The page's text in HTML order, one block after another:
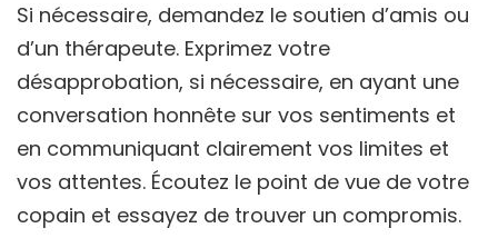
Si nécessaire, demandez le soutien d’amis ou
d’un thérapeute. Exprimez votre
désapprobation, si nécessaire, en ayant une
conversation honnête sur vos sentiments et
en communiquant clairement vos limites et
vos attentes. Écoutez le point de vue de votre
copain et essayez de trouver un compromis.